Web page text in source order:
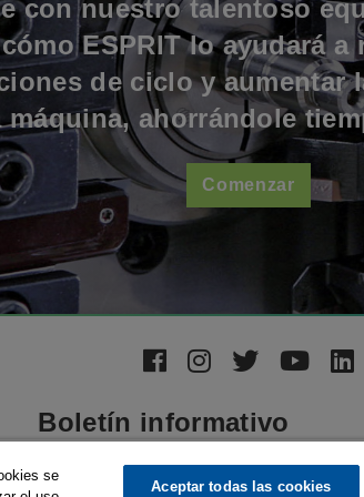
con nuestro talentoso
cómo ESPRIT lo ayudará a
de ciclo y aumentar
máquina, ahorrándole
Comenzar
Boletín informativo
Manténgase actualizado sobre los
los consejos exclusivos y las historias
se
Aceptar todas las cookies